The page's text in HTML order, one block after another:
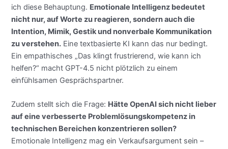
ich diese Behauptung. Emotionale Intelligenz bedeutet
nicht nur, auf Worte zu reagieren, sondern auch die
Intention, Mimik, Gestik und nonverbale Kommunikation
zu verstehen. Eine textbasierte KI kann das nur bedingt.
Ein empathisches „Das klingt frustrierend, wie kann ich
helfen?“ macht GPT-4.5 nicht plötzlich zu einem
einfühlsamen Gesprächspartner.
Zudem stellt sich die Frage: Hätte OpenAI sich nicht lieber
auf eine verbesserte Problemlösungskompetenz in
technischen Bereichen konzentrieren sollen?
Emotionale Intelligenz mag ein Verkaufsargument sein –